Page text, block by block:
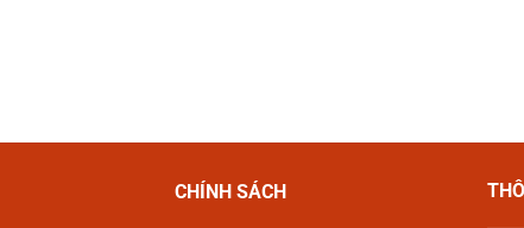
CHÍNH SÁCH